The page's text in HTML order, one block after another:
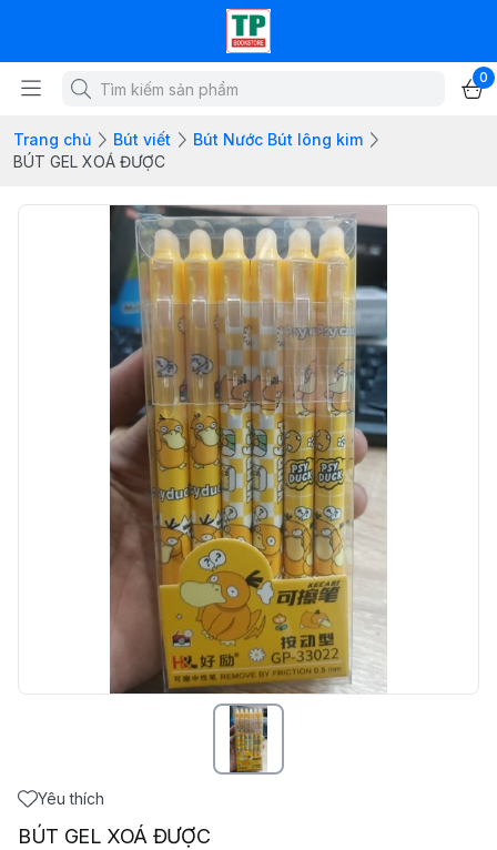
0
Trang chủ Bút viết
Bút Nước Bút lông kim
BÚT GEL XOÁ ĐƯỢC
Yêu thích
BÚT GEL XOÁ ĐƯỢC